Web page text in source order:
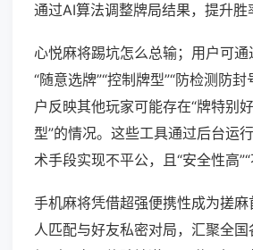
通过AI算法调整牌局结果，提升胜
心悦麻将踢坑怎么总输；用户可
“随意选牌”“控制牌型”“防检测防
户反映其他玩家可能存在“牌特别
型”的情况。这些工具通过后台运
术手段实现不平公，且“安全性高”“
手机麻将凭借超强便携性成为搓
人匹配与好友私密对局，汇聚全国